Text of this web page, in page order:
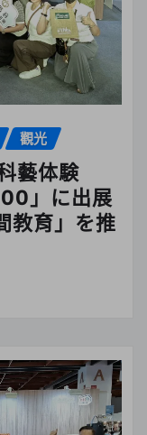
觀光
藝体験
」に出展
教育」を推